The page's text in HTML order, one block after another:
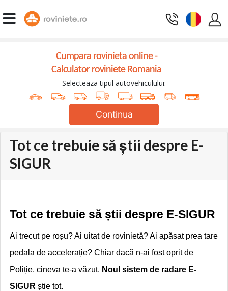
Cumpara rovinieta online -
Calculator roviniete Romania
Selecteaza tipul autovehiculului:
Continua
Tot ce trebuie să știi despre E-
SIGUR
Tot ce trebuie să știi despre E-SIGUR
Ai trecut pe roșu? Ai uitat de rovinietă? Ai apăsat prea tare
pedala de accelerație? Chiar dacă n-ai fost oprit de
Poliție, cineva te-a văzut. Noul sistem de radare E-
SIGUR știe tot.